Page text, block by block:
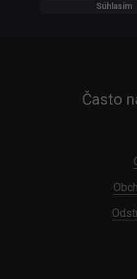
Súhlasím
Často